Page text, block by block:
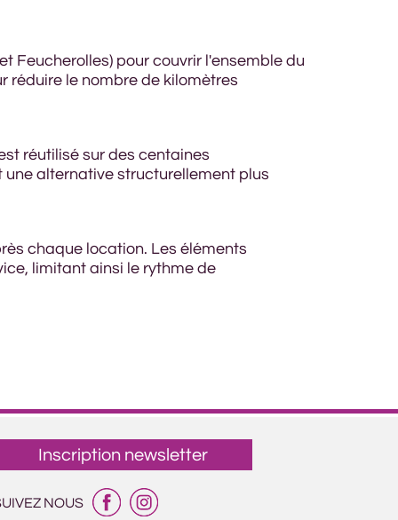
Feucherolles) pour couvrir l'ensemble du
réduire le nombre de kilomètres
réutilisé sur des centaines
alternative structurellement plus
chaque location. Les éléments
limitant ainsi le rythme de
Inscription newsletter
NOUS